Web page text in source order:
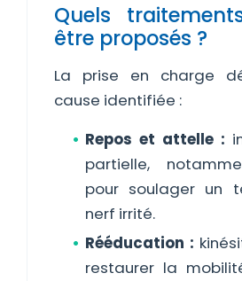
Quels
être proposés ?
La prise en charge
cause identifiée :
Repos et attelle :
partielle,
pour soulager un
nerf irrité.
Rééducation :
restaurer la